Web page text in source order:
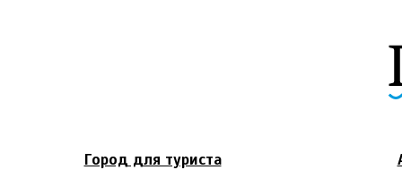
Город для туриста